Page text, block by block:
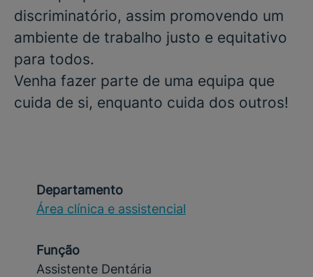
discriminatório, assim promovendo um
ambiente de trabalho justo e equitativo
para todos.
Venha fazer parte de uma equipa que
cuida de si, enquanto cuida dos outros!
Departamento
Área clínica e assistencial
Função
Assistente Dentária